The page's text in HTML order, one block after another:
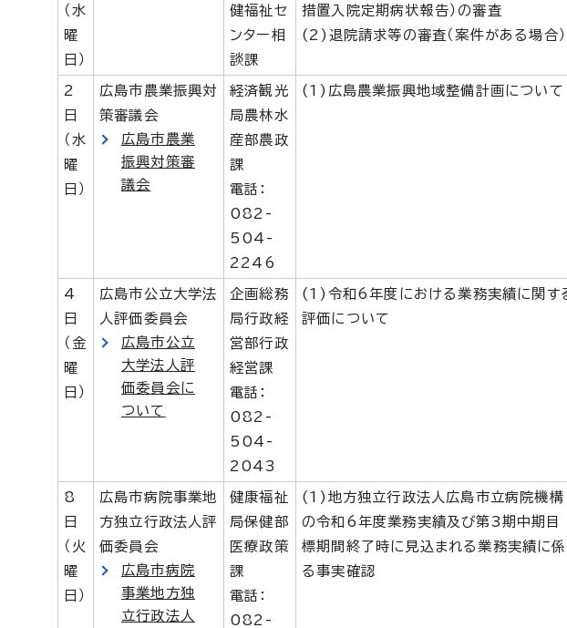
（水
曜
日）
健福祉セ
ンター相
談課
措置入院定期病状報告）の審査
(2)退院請求等の審査（案件がある場合）
2
日
（水
曜
日）
広島市農業振興対
策審議会
広島市農業
振興対策審
議会
経済観光
局農林水
産部農政
課
電話：
082-
504-
2246
(1)広島農業振興地域整備計画について
4
日
（金
曜
日）
広島市公立大学法
人評価委員会
広島市公立
大学法人評
価委員会に
ついて
企画総務
局行政経
営部行政
経営課
電話：
082-
504-
2043
(1)令和6年度における業務実績に関す
評価について
8
日
（火
曜
日）
広島市病院事業地
方独立行政法人評
価委員会
広島市病院
事業地方独
立行政法人
健康福祉
局保健部
医療政策
課
電話：
082-
(1)地方独立行政法人広島市立病院機構
の令和6年度業務実績及び第3期中期目
標期間終了時に見込まれる業務実績に係
る事実確認